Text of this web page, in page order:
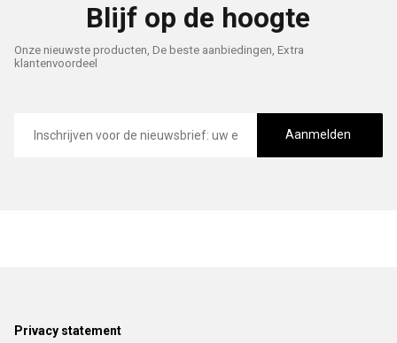
Blijf op de hoogte
Onze nieuwste producten, De beste aanbiedingen, Extra
klantenvoordeel
mailadres
Aanmelden
Footer
Privacy statement